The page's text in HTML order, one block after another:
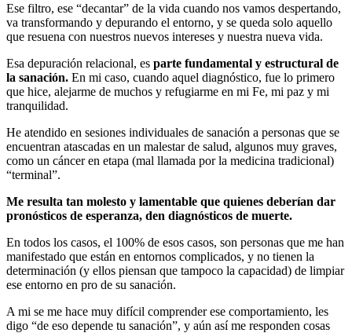
Ese filtro, ese “decantar” de la vida cuando nos vamos despertando,
va transformando y depurando el entorno, y se queda solo aquello
que resuena con nuestros nuevos intereses y nuestra nueva vida.
Esa depuración relacional, es parte fundamental y estructural de
la sanación. En mi caso, cuando aquel diagnóstico, fue lo primero
que hice, alejarme de muchos y refugiarme en mi Fe, mi paz y mi
tranquilidad.
He atendido en sesiones individuales de sanación a personas que se
encuentran atascadas en un malestar de salud, algunos muy graves,
como un cáncer en etapa (mal llamada por la medicina tradicional)
“terminal”.
Me resulta tan molesto y lamentable que quienes deberían dar
pronósticos de esperanza, den diagnósticos de muerte.
En todos los casos, el 100% de esos casos, son personas que me han
manifestado que están en entornos complicados, y no tienen la
determinación (y ellos piensan que tampoco la capacidad) de limpiar
ese entorno en pro de su sanación.
A mi se me hace muy difícil comprender ese comportamiento, les
digo “de eso depende tu sanación”, y aún así me responden cosas